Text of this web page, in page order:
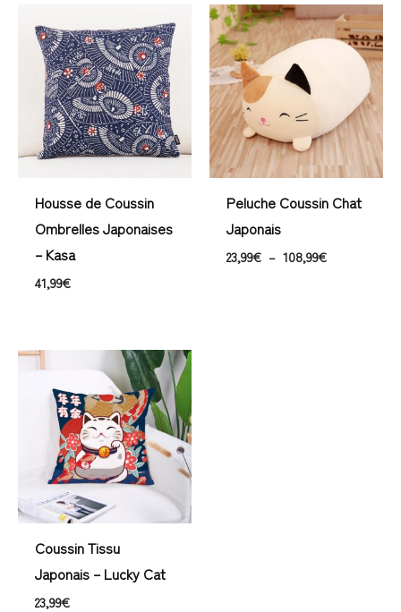
Housse de Coussin
Ombrelles Japonaises
– Kasa
41,99€
Peluche Coussin Chat
Japonais
23,99€ – 108,99€
Plage
de
prix :
23,99€
108,99€
Coussin Tissu
Japonais – Lucky Cat
23,99€